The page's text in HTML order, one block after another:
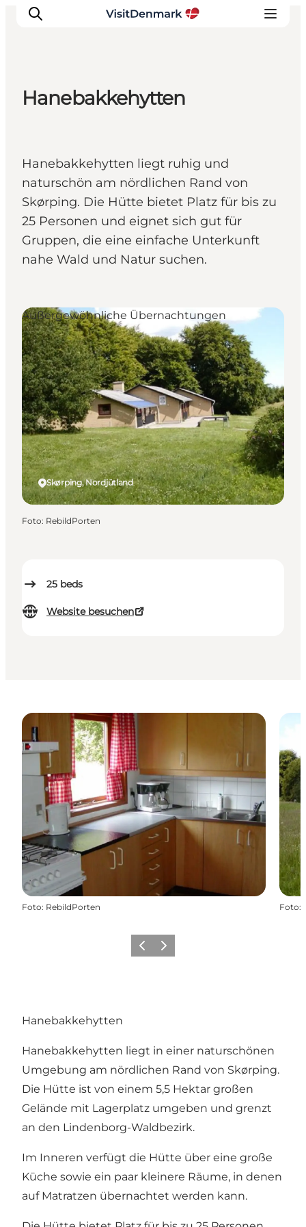
Erlebnisse
Unterkünfte
Reiseplanung
Hanebakkehytten
Hanebakkehytten liegt ruhig und
naturschön am nördlichen Rand von
Skørping. Die Hütte bietet Platz für bis zu
25 Personen und eignet sich gut für
Gruppen, die eine einfache Unterkunft
nahe Wald und Natur suchen.
25 beds
Website besuchen
Skørping, Nordjütland
Außergewöhnliche Übernachtungen
Foto: RebildPorten
Foto: RebildPorten Foto:
ZurückWeiter
Hanebakkehytten
Hanebakkehytten liegt in einer naturschönen
Umgebung am nördlichen Rand von Skørping.
Die Hütte ist von einem 5,5 Hektar großen
Gelände mit Lagerplatz umgeben und grenzt
an den Lindenborg-Waldbezirk.
Im Inneren verfügt die Hütte über eine große
Küche sowie ein paar kleinere Räume, in denen
auf Matratzen übernachtet werden kann.